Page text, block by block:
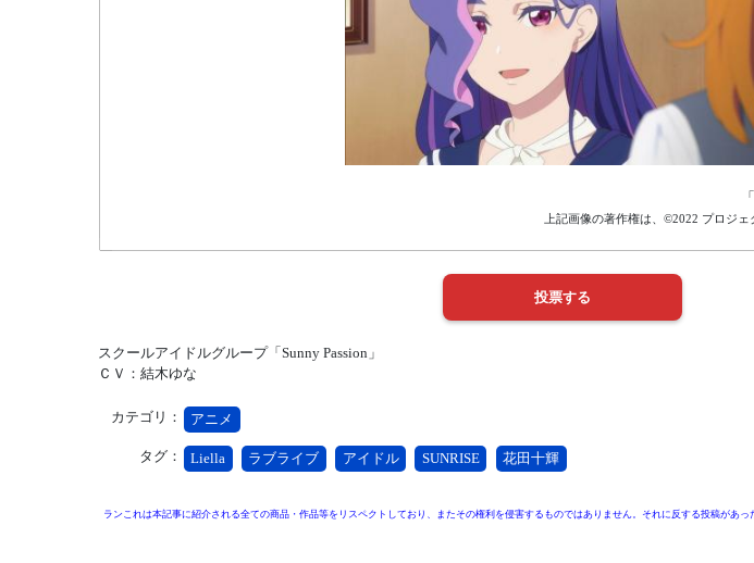
「
上記画像の著作権は、©2022 プロジ
スクールアイドルグループ「Sunny Passion」
ＣＶ：結木ゆな
カテゴリ： アニメ
タグ： Liella ラブライブ アイドル SUNRISE 花田十輝
ランこれは本記事に紹介される全ての商品・作品等をリスペクトしており、またその権利を侵害するものではありません。それに反する投稿があっ